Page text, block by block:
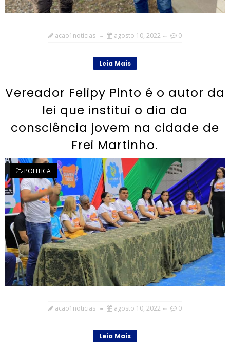
acao1noticias agosto 10, 2022 0
Leia Mais
Vereador Felipy Pinto é o autor da
lei que institui o dia da
consciência jovem na cidade de
Frei Martinho.
POLITICA
acao1noticias agosto 10, 2022 0
Leia Mais